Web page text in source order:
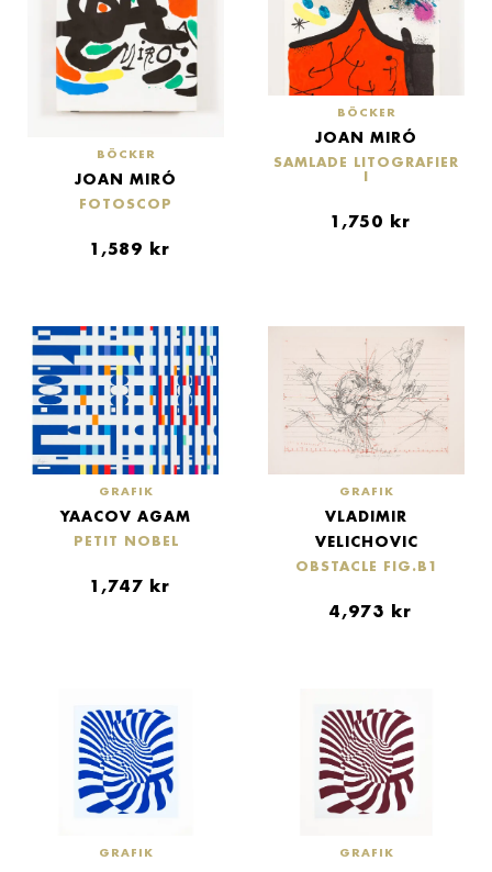
BÖCKER
JOAN MIRÓ
FOTOSCOP
1,589 kr
BÖCKER
JOAN MIRÓ
SAMLADE LITOGRAFIER
I
1,750 kr
GRAFIK
YAACOV AGAM
PETIT NOBEL
1,747 kr
GRAFIK
VLADIMIR
VELICHOVIC
OBSTACLE FIG.B1
4,973 kr
GRAFIK GRAFIK